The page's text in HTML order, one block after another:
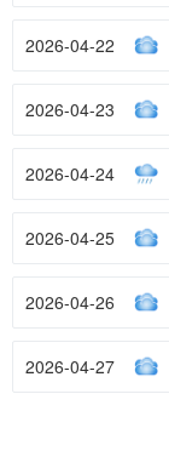
2026-04-22
2026-04-23
2026-04-24
2026-04-25
2026-04-26
2026-04-27